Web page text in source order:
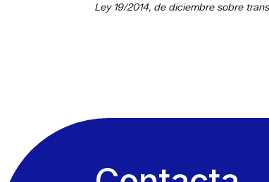
Ley 19/2014, de diciembre sobre